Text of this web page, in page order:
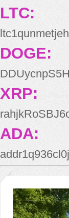
LTC:
DOGE:
XRP:
ADA: